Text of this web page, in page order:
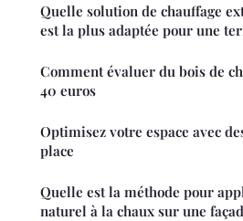
Quelle solution de chauffage
est la plus adaptée pour une
Comment évaluer du bois de
40 euros
Optimisez votre espace avec
place
Quelle est la méthode pour
naturel à la chaux sur une